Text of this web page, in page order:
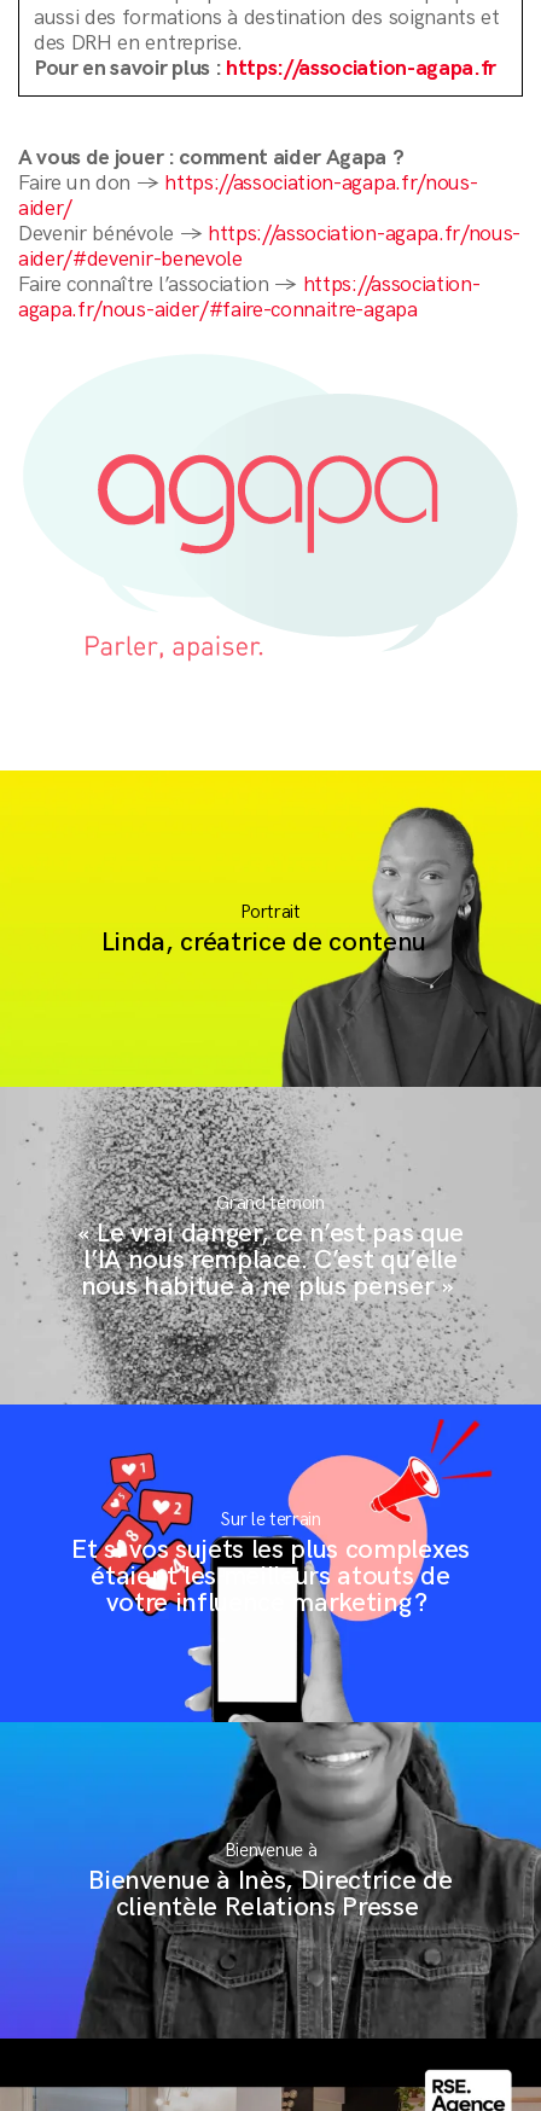
aussi des formations à destination des soignants et
des DRH en entreprise.
Pour en savoir plus : https://association-agapa.fr
A vous de jouer : comment aider Agapa ?
Faire un don → https://association-agapa.fr/nous-
aider/
Devenir bénévole → https://association-agapa.fr/nous-
aider/#devenir-benevole
Faire connaître l’association → https://association-
agapa.fr/nous-aider/#faire-connaitre-agapa
Portrait
Linda, créatrice de contenu
Grand témoin
« Le vrai danger, ce n’est pas que
l’IA nous remplace. C’est qu’elle
nous habitue à ne plus penser »
Sur le terrain
Et si vos sujets les plus complexes
étaient les meilleurs atouts de
votre influence marketing ?
Bienvenue à
Bienvenue à Inès, Directrice de
clientèle Relations Presse